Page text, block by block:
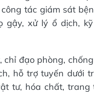
tác giám sát
gậy, xử lý ổ dịch,
đạo phòng,
hỗ trợ tuyến dưới
tư, hóa chất, trang